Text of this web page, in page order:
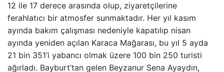
12 ile 17 derece arasında olup, ziyaretçilerine
ferahlatıcı bir atmosfer sunmaktadır. Her yıl kasım
ayında bakım çalışması nedeniyle kapatılıp nisan
ayında yeniden açılan Karaca Mağarası, bu yıl 5 ayda
21 bin 351’i yabancı olmak üzere 100 bin 250 turisti
ağırladı. Bayburt’tan gelen Beyzanur Sena Ayaydın,